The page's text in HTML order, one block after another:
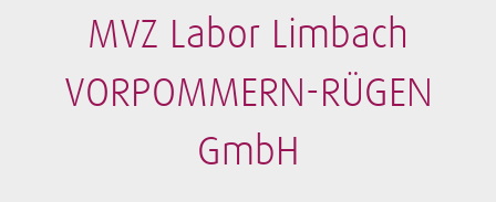
MVZ Labor Limbach
VORPOMMERN-RÜGEN
GmbH